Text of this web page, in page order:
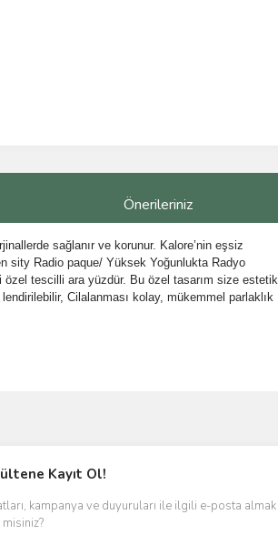
Önerileriniz
sağlanır ve korunur. Kalore’nin eşsiz
sity Radio paque/ Yüksek Yoğunlukta Radyo
özel tescilli ara yüzdür. Bu özel tasarım size estetik
Cilalanması kolay, mükemmel parlaklık
Kayıt Ol!
kampanya ve duyuruları ile ilgili e-posta almak